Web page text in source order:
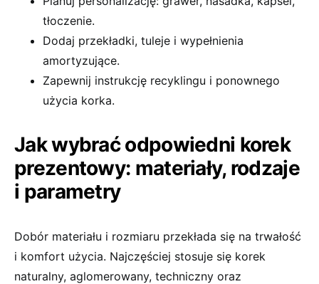
tłoczenie.
Dodaj przekładki, tuleje i wypełnienia
amortyzujące.
Zapewnij instrukcję recyklingu i ponownego
użycia korka.
Jak wybrać odpowiedni korek
prezentowy: materiały, rodzaje
i parametry
Dobór materiału i rozmiaru przekłada się na trwałość
i komfort użycia. Najczęściej stosuje się korek
naturalny, aglomerowany, techniczny oraz